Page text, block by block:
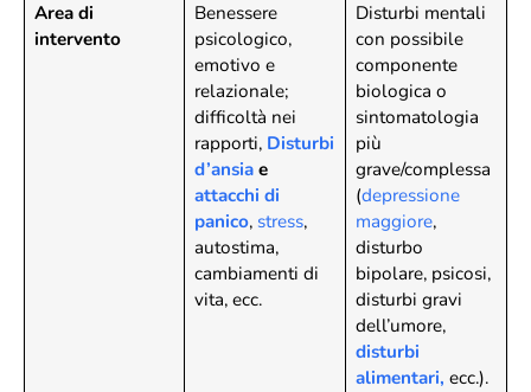
Area di
intervento
Benessere
psicologico,
emotivo e
relazionale;
difficoltà nei
rapporti, Disturbi
d’ansiae
attacchi di
panico, stress,
autostima,
cambiamenti di
vita, ecc.
Disturbi mentali
con possibile
componente
biologica o
sintomatologia
più
grave/complessa
(depressione
maggiore,
disturbo
bipolare, psicosi,
disturbi gravi
dell’umore,
disturbi
alimentari, ecc.).